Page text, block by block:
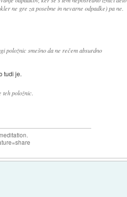
ne gre za posebne in nevarne odpadke) pa ne.
položnic smešno da ne rečem absurdno
tudi je.
položnic.